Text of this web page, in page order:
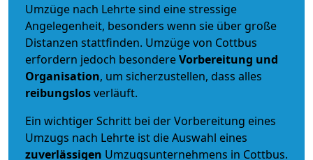
Umzüge nach Lehrte sind eine stressige
Angelegenheit, besonders wenn sie über große
Distanzen stattfinden. Umzüge von Cottbus
erfordern jedoch besondereVorbereitung und
Organisation, um sicherzustellen, dass alles
reibungslosverläuft.
Ein wichtiger Schritt bei der Vorbereitung eines
Umzugs nach Lehrte ist die Auswahl eines
zuverlässigen Umzugsunternehmens in Cottbus.